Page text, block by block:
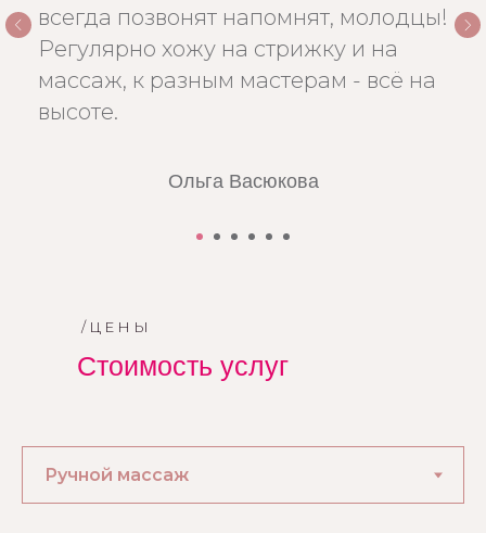
всегда позвонят напомнят, молодцы!
Регулярно хожу на стрижку и на
массаж, к разным мастерам - всё на
высоте.
Ольга Васюкова
Стоимость услуг
/ЦЕНЫ